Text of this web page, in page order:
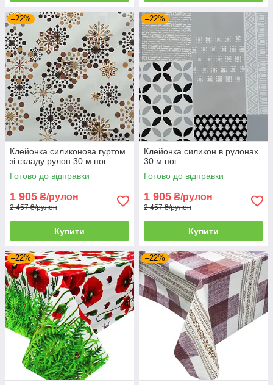
–22%
Клейонка силиконова гуртом
зі складу рулон 30 м пог
Готово до відправки
1 905 ₴/рулон
2 457 ₴/рулон
Купити
–22%
Клейонка силикон в рулонах
30 м пог
Готово до відправки
1 905 ₴/рулон
2 457 ₴/рулон
Купити
–22% –22%